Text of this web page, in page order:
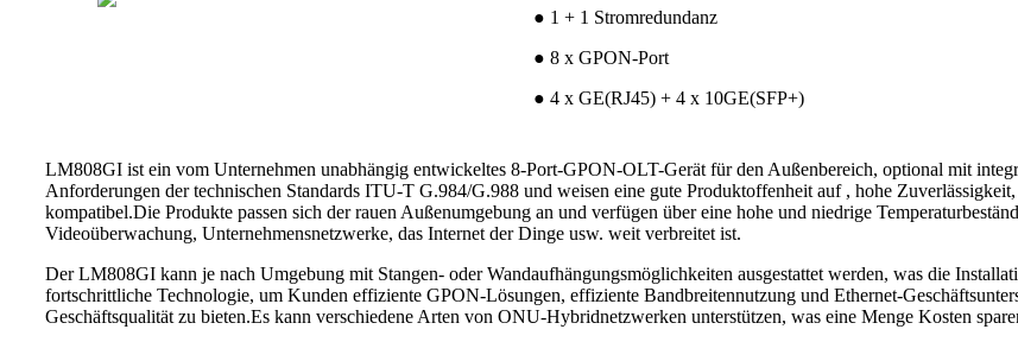
● 1 + 1 Stromredundanz
● 8 x GPON-Port
● 4 x GE(RJ45) + 4 x 10GE(SFP+)
LM808GI ist ein vom Unternehmen unabhängig entwickeltes 8-Port-GPON-OLT-Gerät für den Außenbereich, optional mit
Anforderungen der technischen Standards ITU-T G.984/G.988 und weisen eine gute Produktoffenheit auf , hohe
kompatibel.Die Produkte passen sich der rauen Außenumgebung an und verfügen über eine hohe und niedrige
Videoüberwachung, Unternehmensnetzwerke, das Internet der Dinge usw. weit verbreitet ist.
Der LM808GI kann je nach Umgebung mit Stangen- oder Wandaufhängungsmöglichkeiten ausgestattet werden, was die
fortschrittliche Technologie, um Kunden effiziente GPON-Lösungen, effiziente Bandbreitennutzung und Ethernet-
Geschäftsqualität zu bieten.Es kann verschiedene Arten von ONU-Hybridnetzwerken unterstützen, was eine Menge Kosten